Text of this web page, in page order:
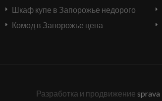
Шкаф купе в Запорожье недорого
Комод в Запорожье цена
Разработка и продвижение sprava